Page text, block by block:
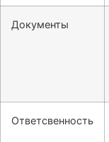
Документы
Ответсвенность